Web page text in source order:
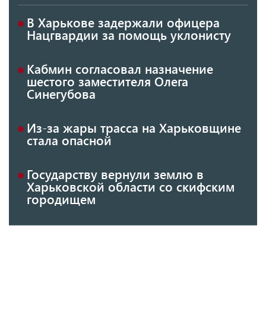
В Харькове задержали офицера
Нацгвардии за помощь уклонисту
Кабмин согласовал назначение
шестого заместителя Олега
Синегубова
Из-за жары трасса на Харьковщине
стала опасной
Государству вернули землю в
Харьковской области со скифским
городищем